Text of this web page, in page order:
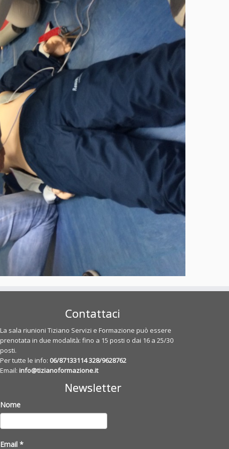
Contattaci
La sala riunioni Tiziano Servizi e Formazione può essere
prenotata in due modalità: fino a 15 posti o dai 16 a 25/30
posti.
Per tutte le info: 06/87133114328/9628762
Email: info@tizianoformazione.it
Newsletter
Nome
Email *